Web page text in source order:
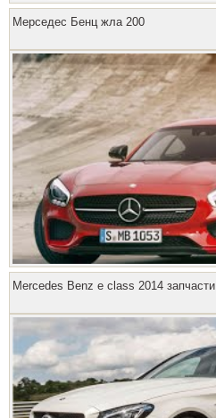
Мерседес Бенц жла 200
Mercedes Benz e class 2014 запчасти